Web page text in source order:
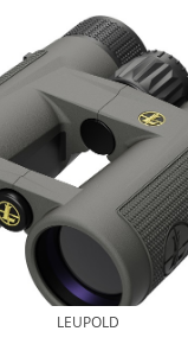
LEUPOLD